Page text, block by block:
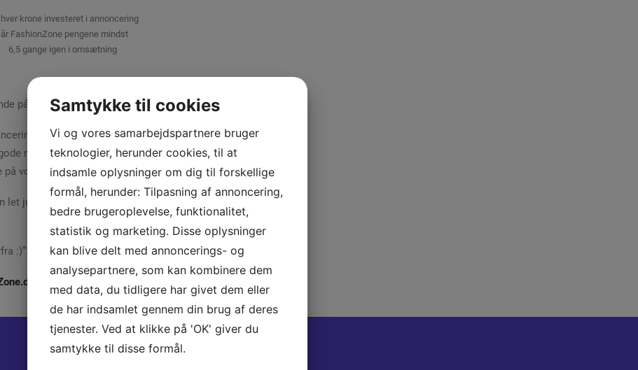
hver krone investeret i annoncering
FashionZone pengene mindst
6,5 gange igen i omsætning
på vores webshop!
i et par måneder nu, og er
resultater. Vi har set en stor
vores webshop!
justere på sit budget fra måned
:)”
Samtykke til cookies
Vi og vores samarbejdspartnere bruger
teknologier, herunder cookies, til at
indsamle oplysninger om dig til forskellige
formål, herunder: Tilpasning af annoncering,
bedre brugeroplevelse, funktionalitet,
statistik og marketing. Disse oplysninger
kan blive delt med annoncerings- og
analysepartnere, som kan kombinere dem
med data, du tidligere har givet dem eller
de har indsamlet gennem din brug af deres
tjenester. Ved at klikke på 'OK' giver du
samtykke til disse formål.